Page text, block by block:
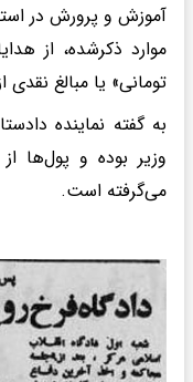
آموزش و پرورش در
موارد ذکرشده، از
تومانی» یا مبالغ
به گفته نماینده
وزیر بوده و پول‌ها
می‌گرفته است.